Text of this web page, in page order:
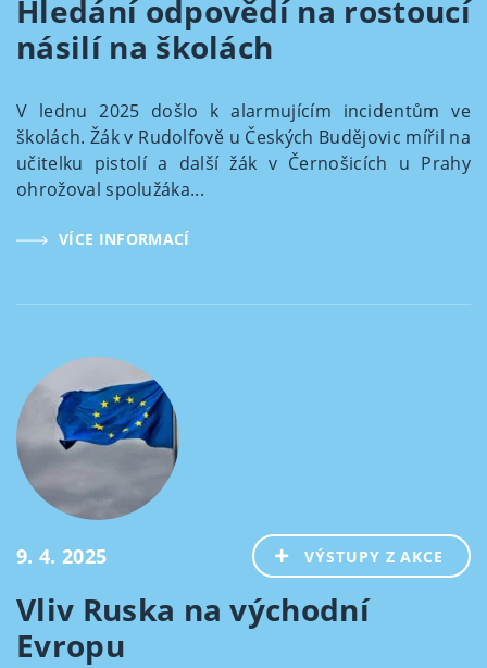
Hledání odpovědí na rostoucí
násilí na školách
V lednu 2025 došlo k alarmujícím incidentům ve
školách. Žák v Rudolfově u Českých Budějovic mířil na
učitelku pistolí a další žák v Černošicích u Prahy
ohrožoval spolužáka...
VÍCE INFORMACÍ
9. 4. 2025 VÝSTUPY Z AKCE
Vliv Ruska na východní
Evropu